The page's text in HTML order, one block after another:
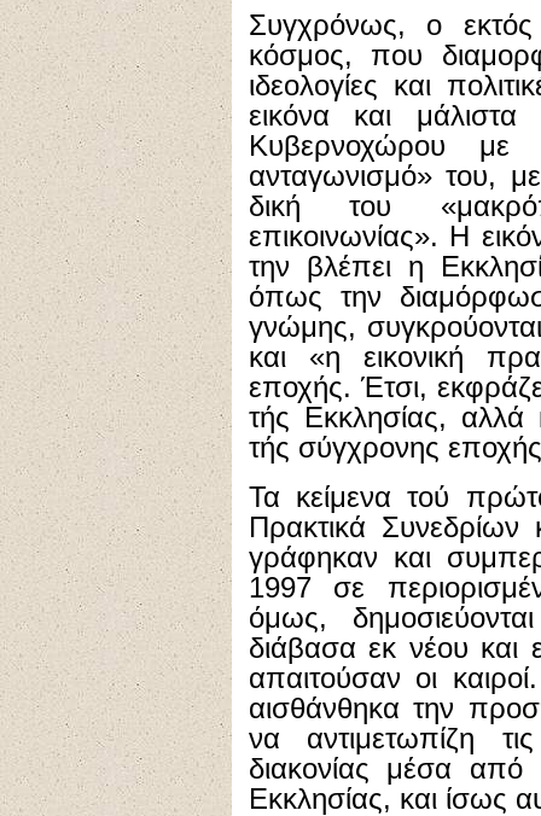
Συγχρόνως, ο
κόσμος, που
ιδεολογίες και
εικόνα και
Κυβερνοχώρου με
ανταγωνισμό» του,
δική του
επικοινωνίας». Η
την βλέπει η
όπως την
γνώμης,
και «η εικονική
εποχής. Έτσι,
τής Εκκλησίας, αλλά
τής σύγχρονης
Τα κείμενα τού
Πρακτικά
γράφηκαν και
1997 σε
όμως,
διάβασα εκ νέου και
απαιτούσαν οι
αισθάνθηκα την
να αντιμετωπίζη
διακονίας μέσα από
Εκκλησίας, και ίσως